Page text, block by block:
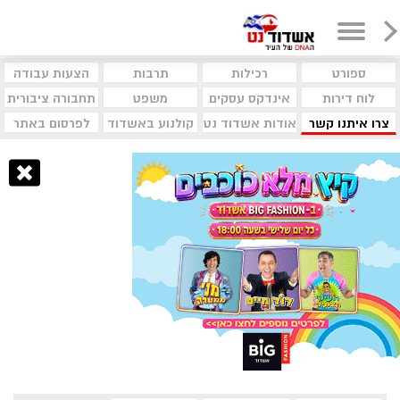
ספורט רכילות תרבות
הצעות עבודה
לוח דירות
אינדקס עסקים משפט
תחבורה ציבורית
צרו איתנו קשר
אודות אשדוד נט קולנוע באשדוד לפרסום באתר